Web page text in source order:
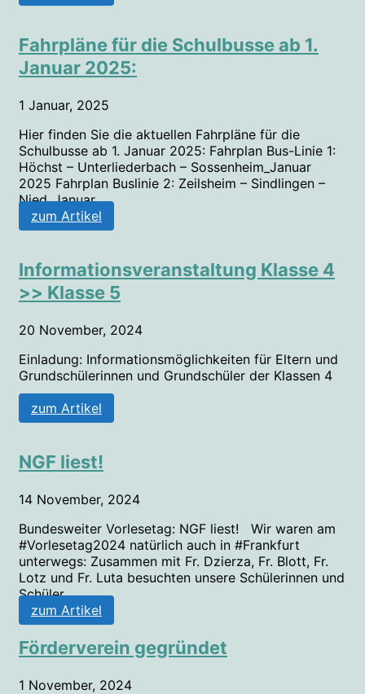
Fahrpläne für die Schulbusse ab 1.
Januar 2025:
1 Januar, 2025
Hier finden Sie die aktuellen Fahrpläne für die
Schulbusse ab 1. Januar 2025: Fahrplan Bus-Linie 1:
Höchst – Unterliederbach – Sossenheim_Januar
2025 Fahrplan Buslinie 2: Zeilsheim – Sindlingen –
Nied_Januar...
zum Artikel
Informationsveranstaltung Klasse 4
>> Klasse 5
20 November, 2024
Einladung: Informationsmöglichkeiten für Eltern und
Grundschülerinnen und Grundschüler der Klassen 4
...
zum Artikel
NGF liest!
14 November, 2024
Bundesweiter Vorlesetag: NGF liest! Wir waren am
#Vorlesetag2024 natürlich auch in #Frankfurt
unterwegs: Zusammen mit Fr. Dzierza, Fr. Blott, Fr.
Lotz und Fr. Luta besuchten unsere Schülerinnen und
Schüler...
zum Artikel
Förderverein gegründet
1 November, 2024